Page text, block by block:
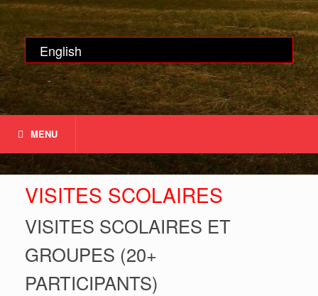
English
MENU
VISITES SCOLAIRES
VISITES SCOLAIRES ET
GROUPES (20+
PARTICIPANTS)